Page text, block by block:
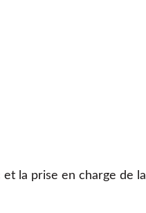
la prise en charge de